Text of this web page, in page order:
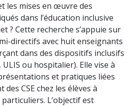
les mises en œuvre des
dans l’éducation inclusive
? Cette recherche s’appuie sur
directifs avec huit enseignants
dans des dispositifs inclusifs
ULIS ou hospitalier). Elle vise à
et pratiques liées
CSE chez les élèves à
L’objectif est